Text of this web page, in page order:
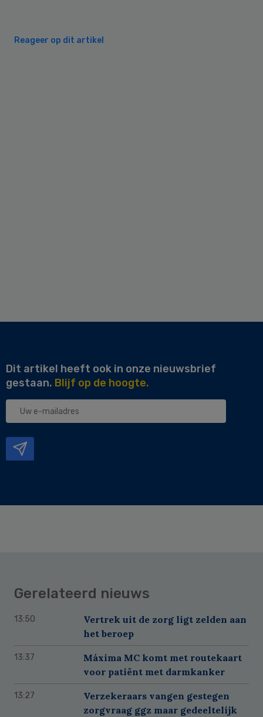
Reageer op dit artikel
Dit artikel heeft ook in onze nieuwsbrief
gestaan. Blijf op de hoogte.
Uw
Gerelateerd nieuws
13:50
Vertrek uit de zorg ligt zelden aan
het beroep
13:37
Máxima MC komt met routekaart
voor patiënt met darmkanker
13:27
Verzekeraars vangen gestegen
zorgvraag ggz maar gedeeltelijk